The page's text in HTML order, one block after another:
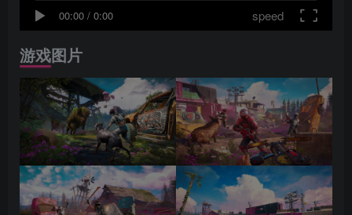
00:00 / 0:00 speed
游戏图片